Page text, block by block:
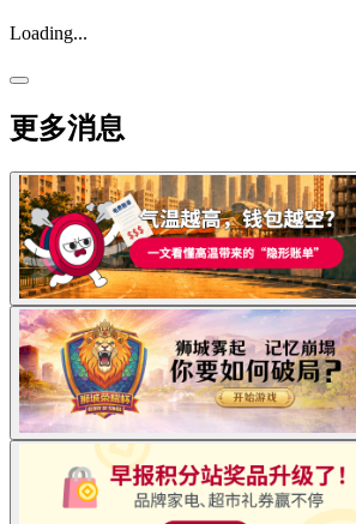
Loading...
更多消息